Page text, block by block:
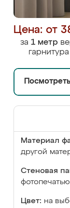
Цена: от
за 1 метр
Материал
другой
Стеновая
фотопечатью
Цвет: на